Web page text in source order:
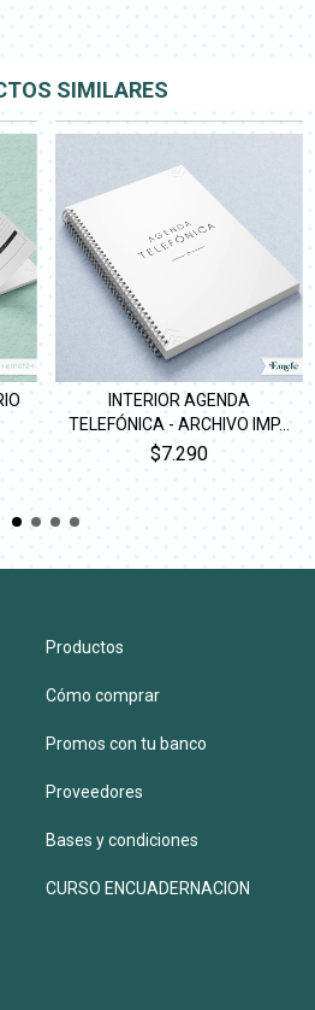
SIMILARES
INTERIOR AGENDA
TELEFÓNICA - ARCHIVO IMP...
$7.290
Productos
Cómo comprar
Promos con tu banco
Proveedores
Bases y condiciones
CURSO ENCUADERNACION